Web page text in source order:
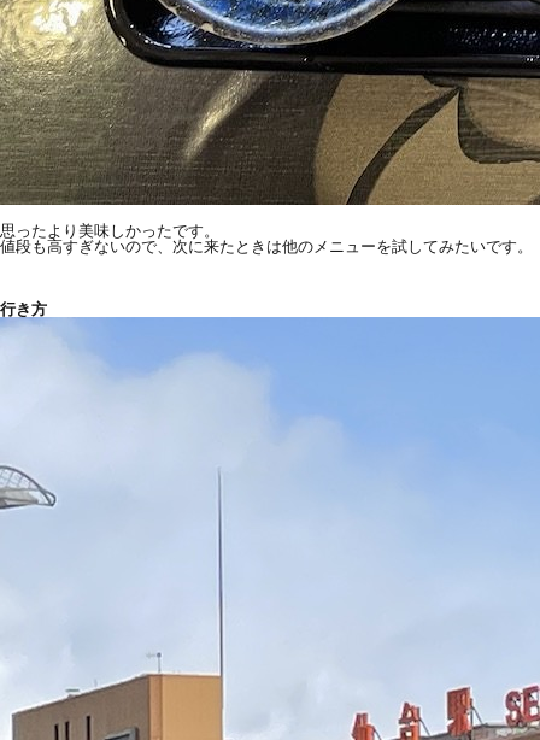
思ったより美味しかったです。
値段も高すぎないので、次に来たときは他のメニューを試してみたいです。
行き方